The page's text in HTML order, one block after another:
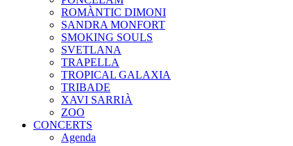
ROMÀNTIC DIMONI
SANDRA MONFORT
SMOKING SOULS
SVETLANA
TRAPELLA
TROPICAL GALAXIA
TRIBADE
XAVI SARRIÀ
ZOO
CONCERTS
Agenda